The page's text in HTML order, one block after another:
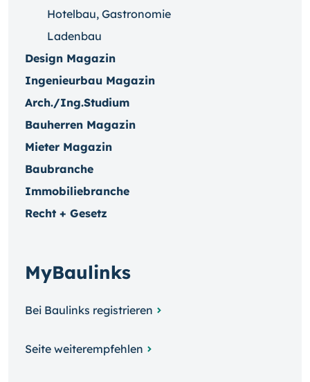
Hotelbau, Gastronomie
Ladenbau
Design Magazin
Ingenieurbau Magazin
Arch./Ing.Studium
Bauherren Magazin
Mieter Magazin
Baubranche
Immobiliebranche
Recht + Gesetz
MyBaulinks
Bei Baulinks registrieren
Seite weiterempfehlen